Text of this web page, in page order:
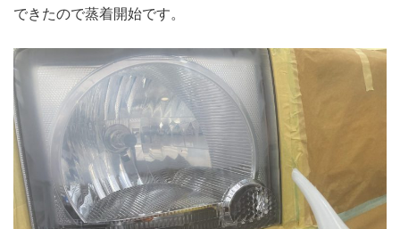
できたので蒸着開始です。